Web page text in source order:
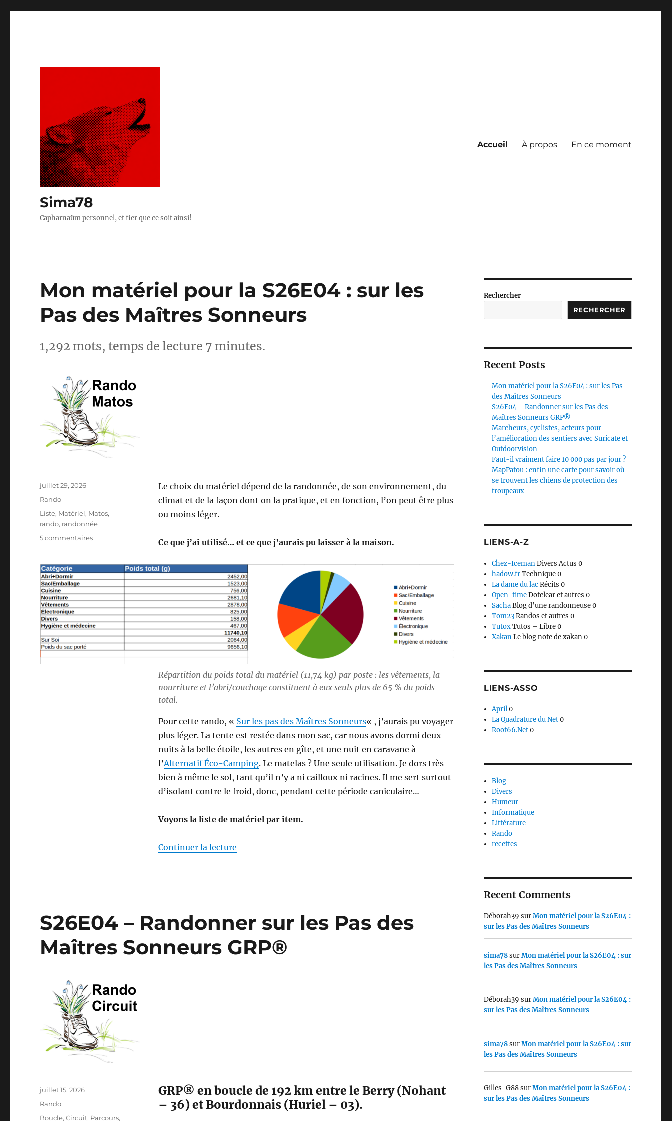
Sima78
Capharnaüm personnel, et fier que ce soit ainsi!
Accueil À propos En ce moment
Mon matériel pour la S26E04 : sur les
Pas des Maîtres Sonneurs
1,292 mots, temps de lecture 7 minutes.
Le choix du matériel dépend de la randonnée, de son environnement, du
climat et de la façon dont on la pratique, et en fonction, l’on peut être plus
ou moins léger.
Ce que j’ai utilisé… et ce que j’aurais pu laisser à la maison.
Répartition du poids total du matériel (11,74 kg) par poste : les vêtements, la
nourriture et l’abri/couchage constituent à eux seuls plus de 65 % du poids
total.
Pour cette rando, « Sur les pas des Maîtres Sonneurs« , j’aurais pu voyager
plus léger. La tente est restée dans mon sac, car nous avons dormi deux
nuits à la belle étoile, les autres en gîte, et une nuit en caravane à
l’Alternatif Éco-Camping. Le matelas ? Une seule utilisation. Je dors très
bien à même le sol, tant qu’il n’y a ni cailloux ni racines. Il me sert surtout
d’isolant contre le froid, donc, pendant cette période caniculaire…
Voyons la liste de matériel par item.
Continuer la lecturede « Mon matériel pour la S26E04 : sur les Pas des Maîtres Sonneurs »
Publié
juillet 29, 2026
Catégories
Rando
Étiquettes
Liste, Matériel, Matos,
rando, randonnée
5 commentairessur
la
:
les
Pas
des
Maîtres
Sonneurs
S26E04 – Randonner sur les Pas des
Maîtres Sonneurs GRP®
GRP® en boucle de 192 km entre le Berry (Nohant
– 36) et Bourdonnais (Huriel – 03).
Publié
juillet 15, 2026
Catégories
Rando
Étiquettes
Boucle,Circuit, Parcours,
Rechercher
RECHERCHER
Recent Posts
Mon matériel pour la S26E04 : sur les Pas
des Maîtres Sonneurs
S26E04 – Randonner sur les Pas des
Maîtres Sonneurs GRP®
Marcheurs, cyclistes, acteurs pour
l’amélioration des sentiers avec Suricate et
Outdoorvision
Faut-il vraiment faire 10 000 pas par jour ?
MapPatou : enfin une carte pour savoir où
se trouvent les chiens de protection des
troupeaux
LIENS-A-Z
Chez-IcemanDivers Actus 0
hadow.frTechnique 0
La dame du lac Récits 0
Open-timeDotclear et autres 0
SachaBlog d’une randonneuse 0
Tom23Randos et autres 0
TutoxTutos – Libre 0
XakanLe blog note de xakan 0
LIENS-ASSO
April0
La Quadrature du Net0
Root66.Net0
Blog
Divers
Humeur
Informatique
Littérature
Rando
recettes
Recent Comments
Déborah39 surMon matériel pour la S26E04 :
sur les Pas des Maîtres Sonneurs
sima78surMon matériel pour la S26E04 : sur
les Pas des Maîtres Sonneurs
Déborah39 surMon matériel pour la S26E04 :
sur les Pas des Maîtres Sonneurs
sima78surMon matériel pour la S26E04 : sur
les Pas des Maîtres Sonneurs
Gilles-G88surMon matériel pour la S26E04 :
sur les Pas des Maîtres Sonneurs